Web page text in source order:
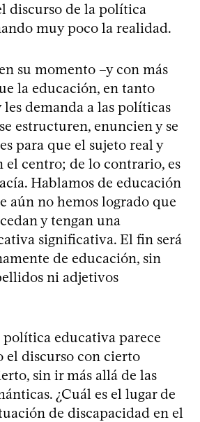
discurso de la política
muy poco la realidad.
su momento –y con más
la educación, en tanto
les demanda a las políticas
estructuren, enuncien y se
para que el sujeto real y
el centro; de lo contrario, es
Hablamos de educación
aún no hemos logrado que
y tengan una
significativa. El fin será
de educación, sin
ni adjetivos
política educativa parece
el discurso con cierto
sin ir más allá de las
¿Cuál es el lugar de
de discapacidad en el